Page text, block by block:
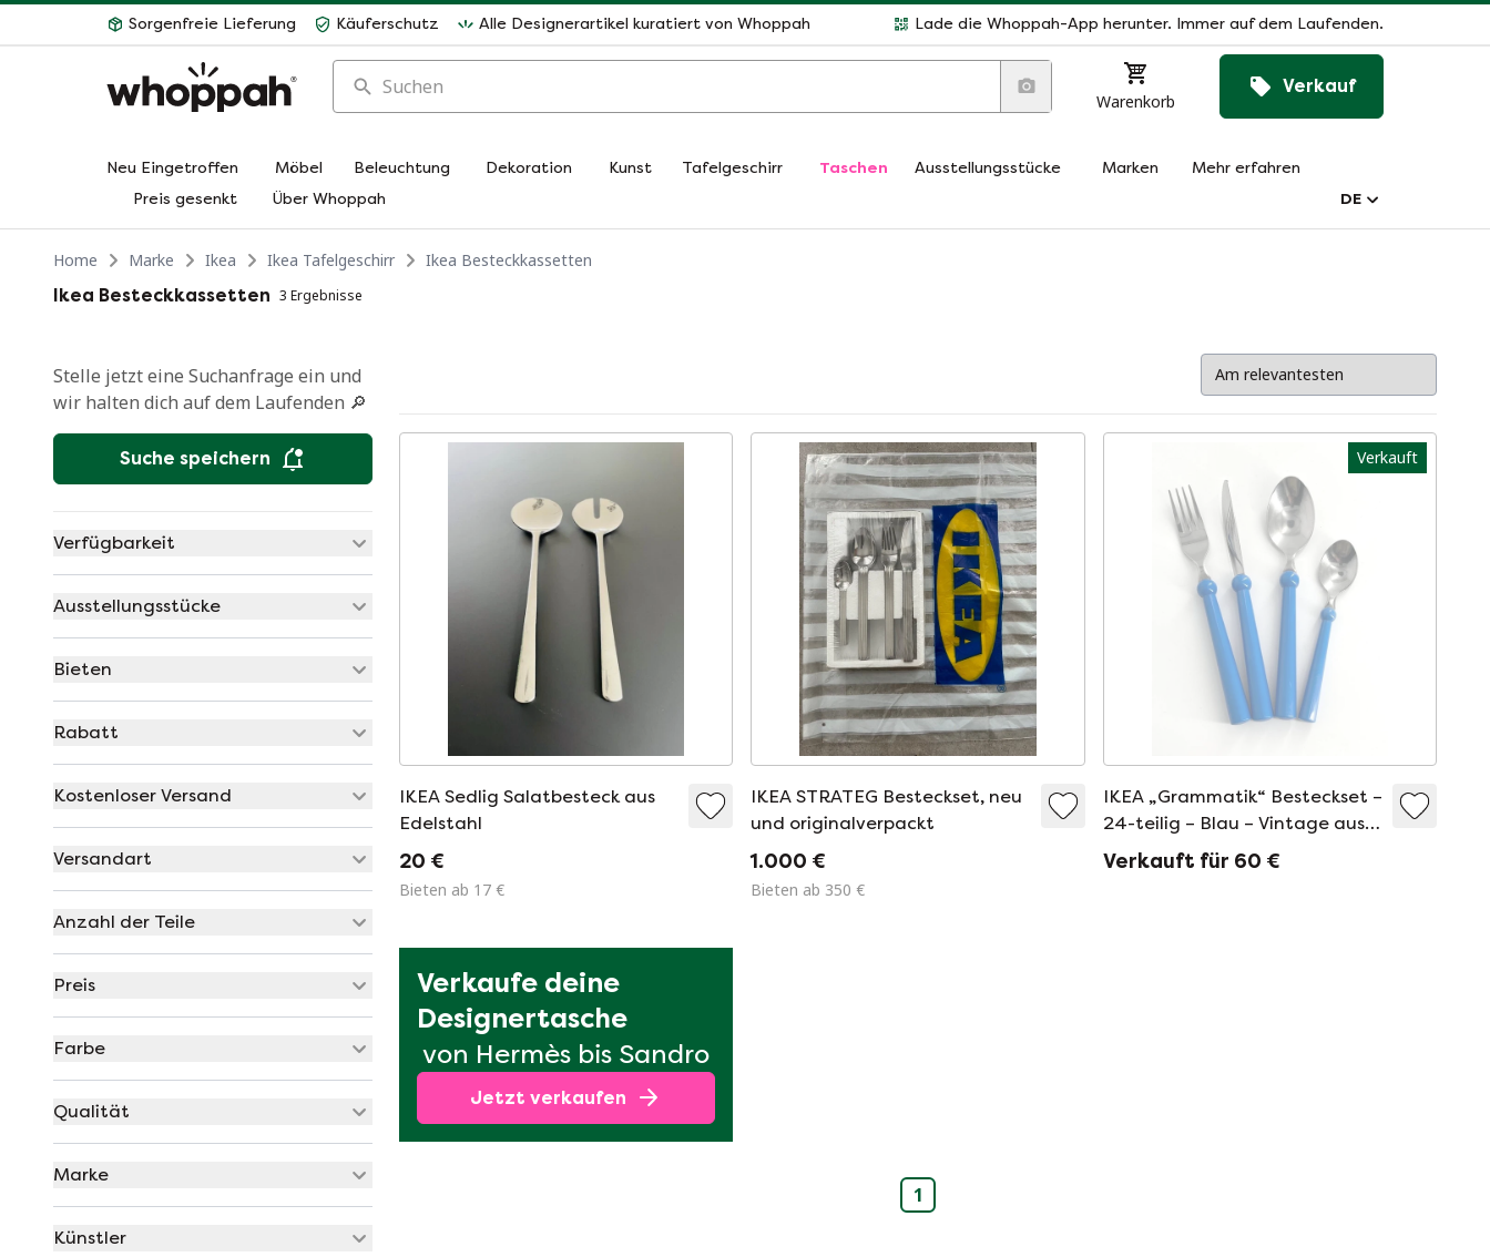
Sorgenfreie Lieferung Käuferschutz Alle Designerartikel kuratiert von Whoppah Lade die Whoppah-App herunter. Immer auf dem Laufenden.
Suchen
Warenkorb
Verkauf
Neu Eingetroffen Möbel Beleuchtung Dekoration Kunst Tafelgeschirr Taschen Ausstellungsstücke Marken
Mehr erfahren
Preis gesenkt
Über Whoppah DE
Home Marke Ikea Ikea Tafelgeschirr
Ikea Besteckkassetten
Ikea Besteckkassetten 3 Ergebnisse
Stelle jetzt eine Suchanfrage ein und
wir halten dich auf dem Laufenden 🔎
Suche speichern
Verfügbarkeit
Ausstellungsstücke
Bieten
Rabatt
Kostenloser Versand
Versandart
Anzahl der Teile
Preis
Farbe
Qualität
Marke
Künstler
IKEA Sedlig Salatbesteck aus
Edelstahl
20 €
Bieten ab 17 €
IKEA STRATEG Besteckset, neu
und originalverpackt
1.000 €
Bieten ab 350 €
Verkauft
IKEA „Grammatik“ Besteckset –
24-teilig – Blau – Vintage aus
den 1990er Jahren
Verkauft für 60 €
Verkaufe deine
Designertasche
von Hermès bis Sandro
Jetzt verkaufen
1